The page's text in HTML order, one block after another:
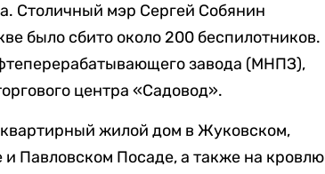
Столичный мэр Сергей Собянин
было сбито около 200 беспилотников.
завода (МНПЗ),
центра «Садовод».
жилой дом в Жуковском,
Павловском Посаде, а также на кровлю